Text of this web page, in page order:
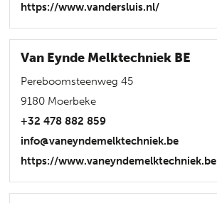
https://www.vandersluis.nl/
Van Eynde Melktechniek BE
Pereboomsteenweg 45
9180 Moerbeke
+32 478 882 859
info@vaneyndemelktechniek.be
https://www.vaneyndemelktechniek.be